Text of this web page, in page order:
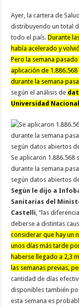
Ayer, la cartera de
distribuyendo un total
todo el país.Durante
había acelerado y
Pero la semana
aplicación de
durante la semana
según el análisis de
Universidad
Se aplicaron
durante la semana
según datos abiertos
Según le dijo a
Sanitarias del
Castelli , “las
deberse a distintas
considerar que hay un
unos días más tarde
haberse llegado a 2,3
las semanas previas,
cantidad de días
disponibles también
esta semana es